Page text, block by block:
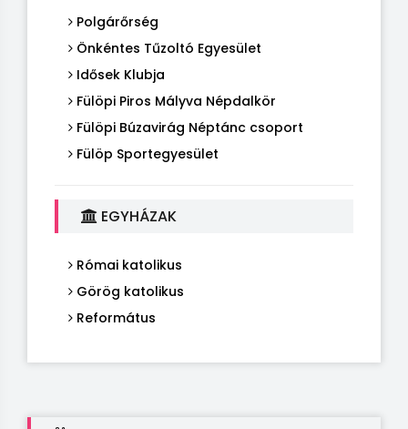
Polgárőrség
Önkéntes Tűzoltó Egyesület
Idősek Klubja
Fülöpi Piros Mályva Népdalkör
Fülöpi Búzavirág Néptánc csoport
Fülöp Sportegyesület
EGYHÁZAK
Római katolikus
Görög katolikus
Református